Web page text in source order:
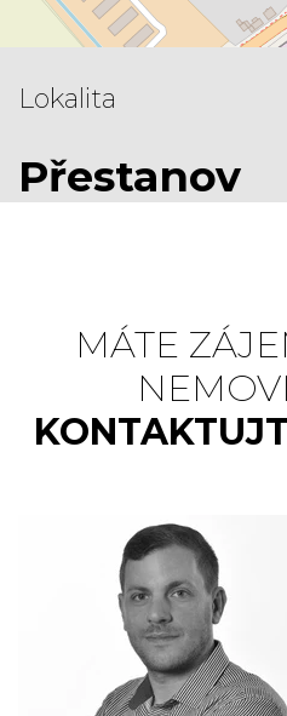
Lokalita
Přestanov
MÁTE